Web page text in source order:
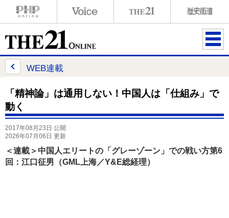
ME
WEB連載
「精神論」は通用しない！中国人は「仕組み」で
動く
2017年08月23日 公開
2026年07月06日 更新
＜連載＞中国人エリートの「グレーゾーン」での戦い方第6
回：江口征男（GML上海／Y&E総経理）